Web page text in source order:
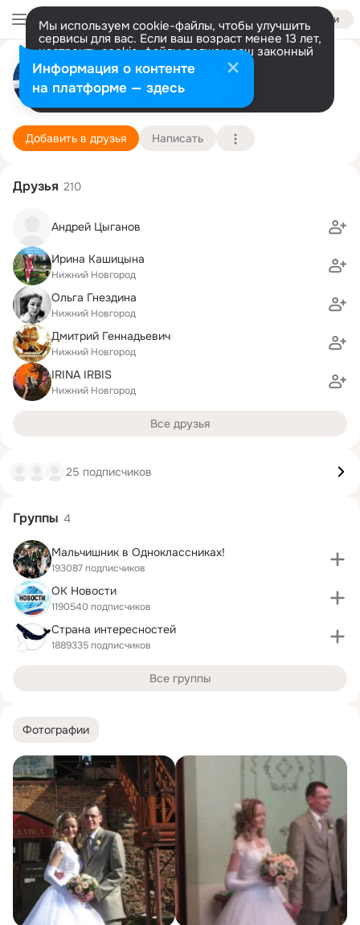
Войти
Мы используем cookie-файлы, чтобы улучшить
сервисы для вас. Если ваш возраст менее 13 лет,
настроить cookie-файлы должен ваш законный
представитель. Больше информации
Разрешить все Настроить
Вадим Трухалёв
Нижний Новгород
1 гимназия
Подробнее
Добавить в друзья Написать
Фотографии
Друзья 210
Андрей Цыганов
Ирина Кашицына
Нижний Новгород
Ольга Гнездина
Нижний Новгород
Дмитрий Геннадьевич
Нижний Новгород
IRINA IRBIS
Нижний Новгород
Все друзья
25 подписчиков
Группы 4
Мальчишник в Одноклассниках!
193087 подписчиков
ОК Новости
1190540 подписчиков
Страна интересностей
1889335 подписчиков
Все группы
Информация о контенте
на платформе — здесь